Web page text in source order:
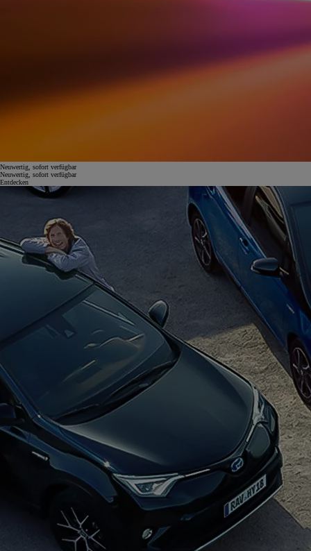
Neuwertig, sofort verfügbar
Neuwertig, sofort verfügbar
Entdecken